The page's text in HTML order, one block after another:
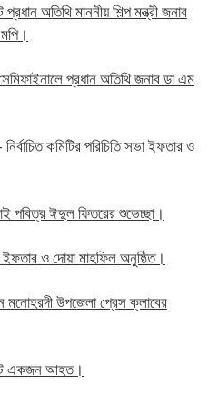
অতিথি মাননীয় শিল্প মন্ত্রী জনাব
প্রধান অতিথি জনাব ডা এম
কমিটির পরিচিতি সভা ইফতার ও
পবিত্র ঈদুল ফিতরের শুভেচ্ছা।
ইফতার ও দোয়া মাহফিল অনুষ্ঠিত।
মনোহরদী উপজেলা প্রেস ক্লাবের
একজন আহত।